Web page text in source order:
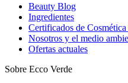
Beauty Blog
Ingredientes
Certificados de
Nosotros y el medio
Ofertas actuales
Sobre Ecco Verde